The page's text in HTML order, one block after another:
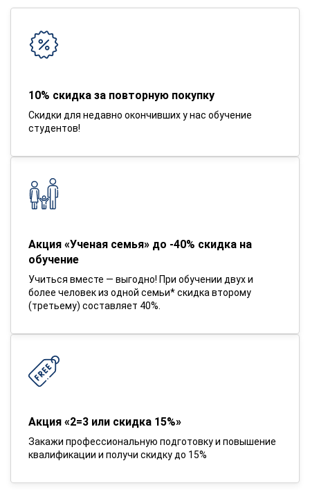
10% скидка за повторную покупку
Скидки для недавно окончивших у нас обучение
студентов!
Акция «Ученая семья» до -40% скидка на
обучение
Учиться вместе — выгодно! При обучении двух и
более человек из одной семьи* скидка второму
(третьему) составляет 40%.
Акция «2=3 или скидка 15%»
Закажи профессиональную подготовку и повышение
квалификации и получи скидку до 15%